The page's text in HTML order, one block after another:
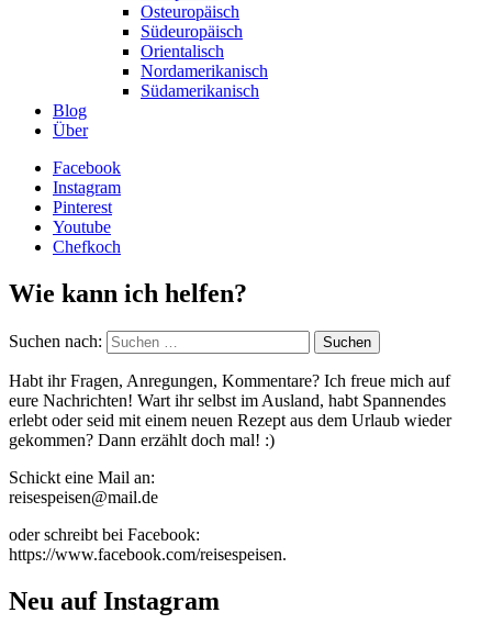
Osteuropäisch
Südeuropäisch
Orientalisch
Nordamerikanisch
Südamerikanisch
Blog
Über
Facebook
Instagram
Pinterest
Youtube
Chefkoch
Wie kann ich helfen?
Suchen nach:
Habt ihr Fragen, Anregungen, Kommentare? Ich freue mich auf
eure Nachrichten! Wart ihr selbst im Ausland, habt Spannendes
erlebt oder seid mit einem neuen Rezept aus dem Urlaub wieder
gekommen? Dann erzählt doch mal! :)
Schickt eine Mail an:
reisespeisen@mail.de
oder schreibt bei Facebook:
https://www.facebook.com/reisespeisen.
Neu auf Instagram